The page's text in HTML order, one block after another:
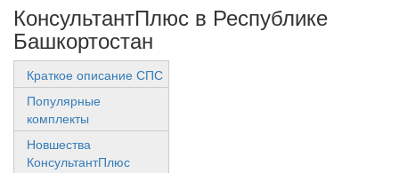
КонсультантПлюс в Республике
Башкортостан
Краткое описание СПС
Популярные
комплекты
Новшества
КонсультантПлюс